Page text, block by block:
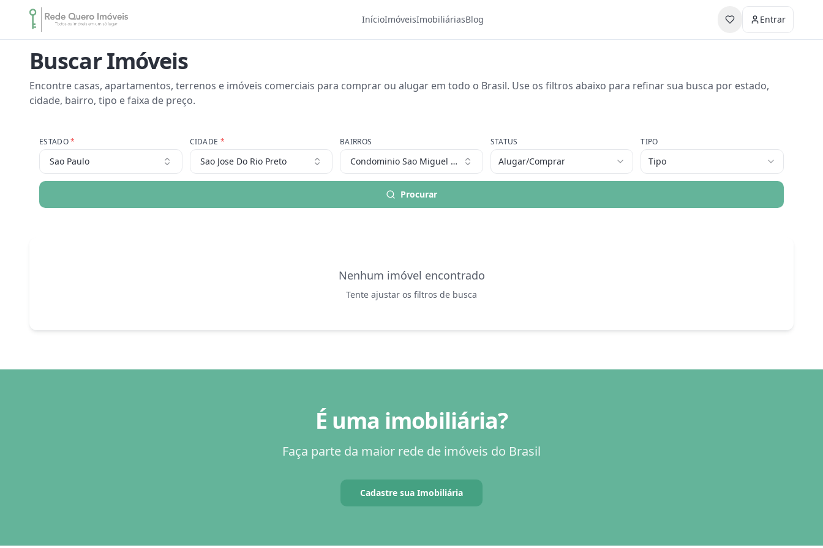
InícioImóveisImobiliáriasBlog Entrar
Buscar Imóveis
Encontre casas, apartamentos, terrenos e imóveis comerciais para comprar ou alugar em todo o Brasil. Use os filtros abaixo para refinar sua busca por estado,
cidade, bairro, tipo e faixa de preço.
ESTADO*
Sao Paulo
CIDADE *
Sao Jose Do Rio Preto
BAIRROS
Condominio Sao Miguel Arcanjo (zona Rural)
STATUS
Alugar/Comprar
TIPO
Tipo
Procurar
Nenhum imóvel encontrado
Tente ajustar os filtros de busca
É uma imobiliária?
Faça parte da maior rede de imóveis do Brasil
Cadastre sua Imobiliária